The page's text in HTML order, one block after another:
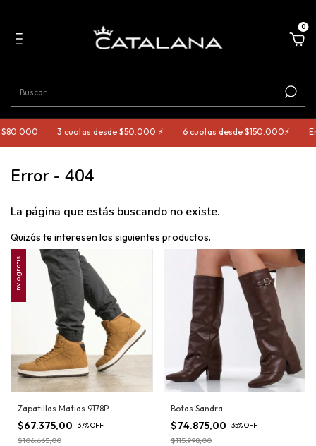
0
3 cuotas desde $50.000 ⚡️ 6 cuotas desde $150.000⚡️
Error - 404
La página que estás buscando no existe.
Quizás te interesen los siguientes productos.
Envío gratis
Zapatillas Matias 9178P
$67.375,00 -37%OFF
$106.665,00
Botas Sandra
$74.875,00 -35%OFF
$115.998,00